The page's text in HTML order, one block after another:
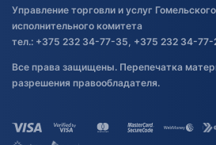
Управление торговли и услуг
исполнительного комитета
тел.: +375 232 34-77-35, +375 232 34-77-
Все права защищены. Перепечатка
разрешения правообладателя.